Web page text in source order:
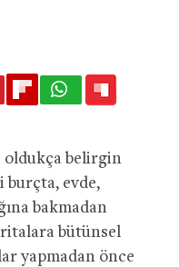
oldukça belirgin
burçta, evde,
bakmadan
bütünsel
yapmadan önce